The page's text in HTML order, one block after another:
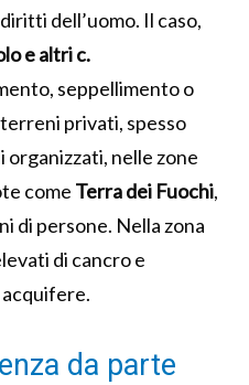
dell’uomo. Il caso,
e altri c.
seppellimento o
privati, spesso
nelle zone
come Terra dei Fuochi,
di persone. Nella zona
di cancro e
da parte